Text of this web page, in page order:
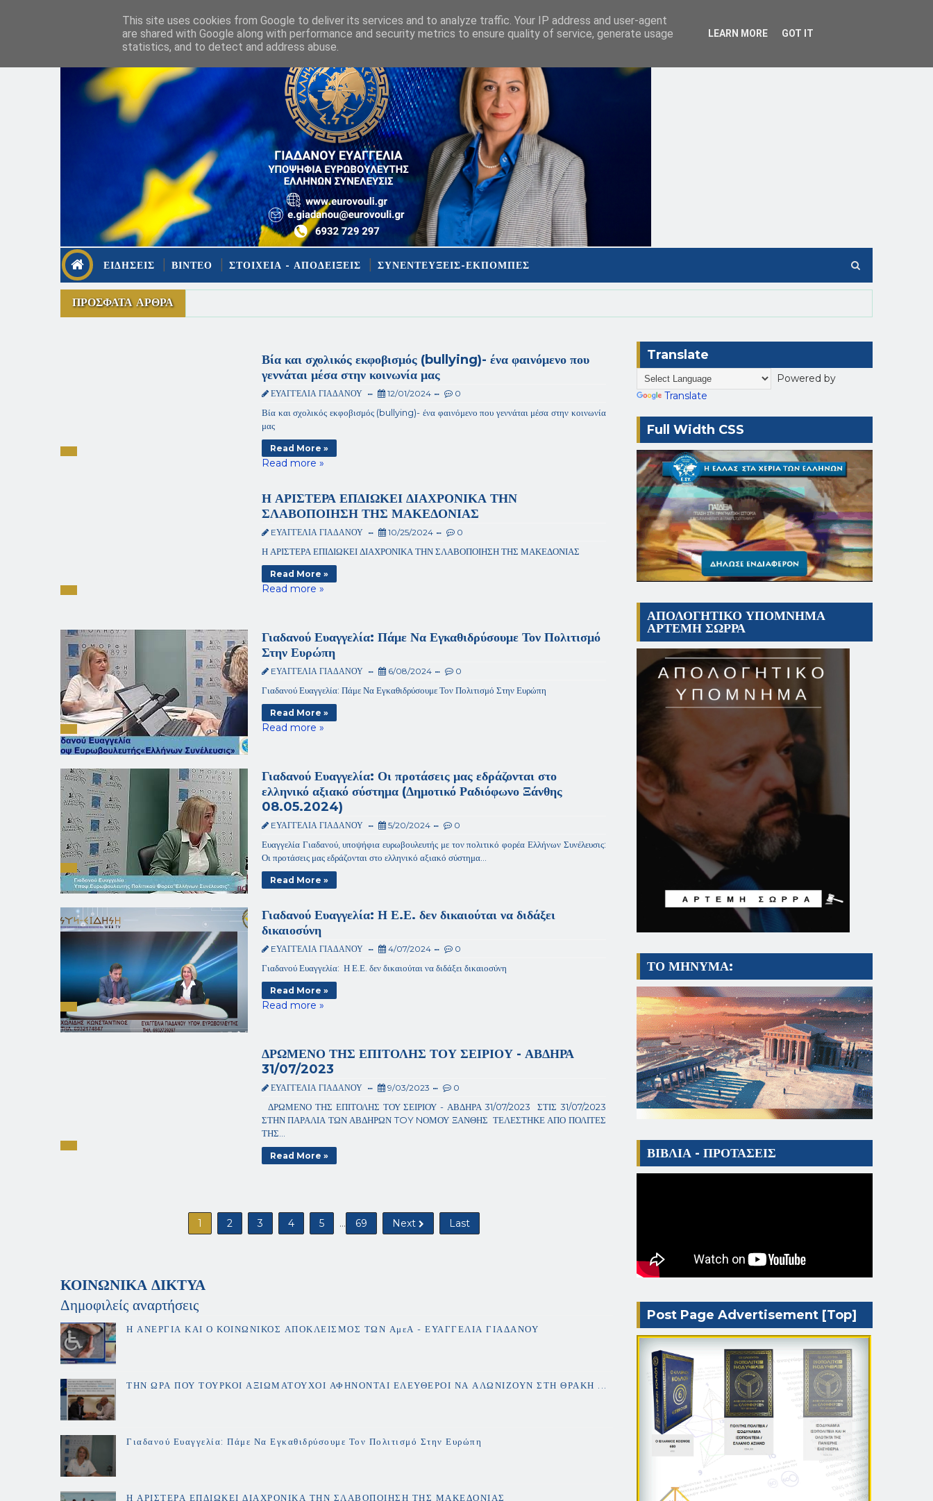
ΕΙΔΗΣΕΙΣ ΒΙΝΤΕΟ ΣΤΟΙΧΕΙΑ - ΑΠΟΔΕΙΞΕΙΣ ΣΥΝΕΝΤΕΥΞΕΙΣ-ΕΚΠΟΜΠΕΣ
ΠΡΟΣΦΑΤΑ ΑΡΘΡΑ
Βία και σχολικός εκφοβισμός (bullying)- ένα φαινόμενο που
γεννάται μέσα στην κοινωνία μας
ΕΥΑΓΓΕΛΙΑ ΓΙΑΔΑΝΟΥ 12/01/2024 0
Βία και σχολικός εκφοβισμός (bullying)- ένα φαινόμενο που γεννάται μέσα στην κοινωνία
μας
Read More »
Read more »
Η ΑΡΙΣΤΕΡΑ ΕΠΔΙΩΚΕΙ ΔΙΑΧΡΟΝΙΚΑ ΤΗΝ
ΣΛΑΒΟΠΟΙΗΣΗ ΤΗΣ ΜΑΚΕΔΟΝΙΑΣ
EΥΑΓΓΕΛΙΑ ΓΙΑΔΑΝΟΥ 10/25/2024 0
Η ΑΡΙΣΤΕΡΑ ΕΠΙΔΙΩΚΕΙ ΔΙΑΧΡΟΝΙΚΑ ΤΗΝ ΣΛΑΒΟΠΟΙΗΣΗ ΤΗΣ ΜΑΚΕΔΟΝΙΑΣ
Read More »
Read more »
Γιαδανού Ευαγγελία: Πάμε Να Εγκαθιδρύσουμε Τον Πολιτισμό
Στην Ευρώπη
EΥΑΓΓΕΛΙΑ ΓΙΑΔΑΝΟΥ 6/08/2024 0
Γιαδανού Ευαγγελία: Πάμε Να Εγκαθιδρύσουμε Τον Πολιτισμό Στην Ευρώπη
Read More »
Read more »
Γιαδανού Ευαγγελία: Οι προτάσεις μας εδράζονται στο
ελληνικό αξιακό σύστημα (Δημοτικό Ραδιόφωνο Ξάνθης
08.05.2024)
EΥΑΓΓΕΛΙΑ ΓΙΑΔΑΝΟΥ 5/20/2024 0
Ευαγγελία Γιαδανού, υποψήφια ευρωβουλευτής με τον πολιτικό φορέα Ελλήνων Συνέλευσις:
Οι προτάσεις μας εδράζονται στο ελληνικό αξιακό σύστημα...
Read More »
Γιαδανού Ευαγγελία: Η Ε.Ε. δεν δικαιούται να διδάξει
δικαιοσύνη
EΥΑΓΓΕΛΙΑ ΓΙΑΔΑΝΟΥ 4/07/2024 0
Γιαδανού Ευαγγελία: Η Ε.Ε. δεν δικαιούται να διδάξει δικαιοσύνη
Read More »
Read more »
ΔΡΩΜΕΝΟ ΤΗΣ ΕΠΙΤΟΛΗΣ ΤΟΥ ΣΕΙΡΙΟΥ - ΑΒΔΗΡΑ
31/07/2023
ΕΥΑΓΓΕΛΙΑ ΓΙΑΔΑΝΟΥ 9/03/2023 0
ΔΡΩΜΕΝΟ ΤΗΣ ΕΠΙΤΟΛΗΣ ΤΟΥ ΣΕΙΡΙΟΥ - ΑΒΔΗΡΑ 31/07/2023 ΣΤΙΣ 31/07/2023
ΣΤΗΝ ΠΑΡΑΛΙΑ ΤΩΝ ΑΒΔΗΡΩΝ TOY NΟΜΟΥ ΞΑΝΘΗΣ ΤΕΛΕΣΤΗΚΕ ΑΠΟ ΠΟΛΙΤΕΣ
ΤΗΣ...
Read More »
1 2 3 4 5 ... 69 Next Last
ΚΟΙΝΩΝΙΚΑ ΔΙΚΤΥΑ
Δημοφιλείς αναρτήσεις
Η ΑΝΕΡΓΙΑ ΚΑΙ Ο ΚΟΙΝΩΝΙΚΟΣ ΑΠΟΚΛΕΙΣΜΟΣ ΤΩΝ ΑμεΑ - ΕΥΑΓΓΕΛΙΑ ΓΙΑΔΑΝΟΥ
ΤΗΝ ΩΡΑ ΠΟΥ ΤΟΥΡΚΟΙ ΑΞΙΩΜΑΤΟΥΧΟΙ ΑΦΗΝΟΝΤΑΙ ΕΛΕΥΘΕΡΟΙ ΝΑ ΑΛΩΝΙΖΟΥΝ ΣΤΗ ΘΡΑΚΗ ...
Γιαδανού Ευαγγελία: Πάμε Να Εγκαθιδρύσουμε Τον Πολιτισμό Στην Ευρώπη
Η ΑΡΙΣΤΕΡΑ ΕΠΔΙΩΚΕΙ ΔΙΑΧΡΟΝΙΚΑ ΤΗΝ ΣΛΑΒΟΠΟΙΗΣΗ ΤΗΣ ΜΑΚΕΔΟΝΙΑΣ
Translate
Powered by
Translate
Full Width CSS
ΑΠΟΛΟΓΗΤΙΚΟ ΥΠΟΜΝΗΜΑ
ΑΡΤΕΜΗ ΣΩΡΡΑ
ΤΟ ΜΗΝΥΜΑ:
ΒΙΒΛΙΑ - ΠΡΟΤΑΣΕΙΣ
Post Page Advertisement [Top]
This site uses cookies from Google to deliver its services and to analyze traffic. Your IP address and user-agent
are shared with Google along with performance and security metrics to ensure quality of service, generate usage
statistics, and to detect and address abuse.
LEARN MORE GOT IT